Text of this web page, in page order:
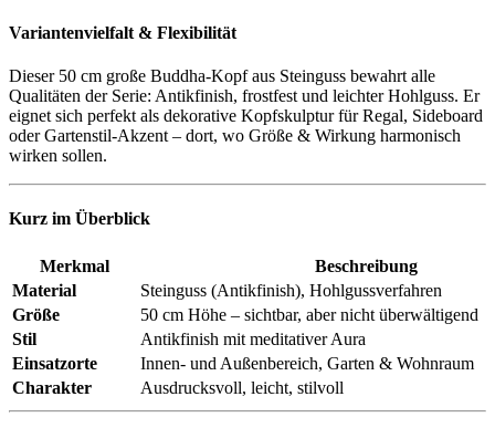
Variantenvielfalt & Flexibilität
Dieser 50 cm große Buddha-Kopf aus Steinguss bewahrt alle
Qualitäten der Serie: Antikfinish, frostfest und leichter Hohlguss. Er
eignet sich perfekt als dekorative Kopfskulptur für Regal, Sideboard
oder Gartenstil-Akzent – dort, wo Größe & Wirkung harmonisch
wirken sollen.
Kurz im Überblick
Merkmal
Beschreibung
Material
Steinguss (Antikfinish), Hohlgussverfahren
Größe
50 cm Höhe – sichtbar, aber nicht überwältigend
Stil
Antikfinish mit meditativer Aura
Einsatzorte
Innen- und Außenbereich, Garten & Wohnraum
Charakter
Ausdrucksvoll, leicht, stilvoll